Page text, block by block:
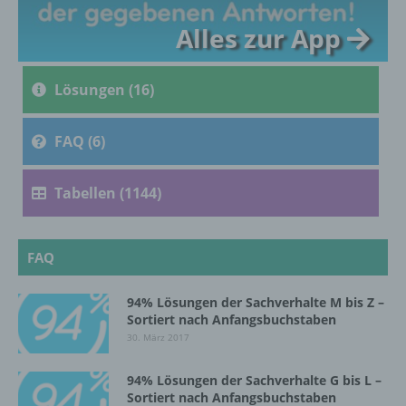
Alles zur App
Lösungen (16)
FAQ (6)
Tabellen (1144)
FAQ
94% Lösungen der Sachverhalte M bis Z –
Sortiert nach Anfangsbuchstaben
30. März 2017
94% Lösungen der Sachverhalte G bis L –
Sortiert nach Anfangsbuchstaben
c) Verarbeitung
Verarbeitung ist jeder mit oder ohne Hilfe
automatisierter Verfahren ausgeführte
Zusammenhang mit personenbezogenen
Daten wie das Erheben, das Erfassen, die
Auslesen, das Abfragen, die Verwendung,
die Offenlegung durch Übermittlung,
d) Einschränkung der Verarbeitung
Einschränkung der Verarbeitung ist die